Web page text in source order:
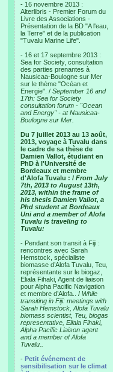
- 16 novembre 2013 :
Alterlibris - Premier Forum du
Livre des Associations -
Présentation de la BD "A l'eau,
la Terre" et de la publication
"Tuvalu Marine Life".
- 16 et 17 septembre 2013 :
Sea for Society, consultation
des parties prenantes à
Nausicaa-Boulogne sur Mer
sur le thème "Océan et
Energie". / September 16 and
17th: Sea for Society
consultation forum - "Ocean
and Energy" - at Nausicaa-
Boulogne sur Mer.
Du 7 juillet 2013 au 13 août,
2013, voyage à Tuvalu dans
le cadre de sa thèse de
Damien Vallot, étudiant en
PhD à l'Université de
Bordeaux et membre
d'Alofa Tuvalu : / From July
7th, 2013 to August 13th,
2013, within the frame of
his thesis Damien Vallot, a
Phd student at Bordeaux
Uni and a member of Alofa
Tuvalu is traveling to
Tuvalu:
- Pendant son transit à Fiji :
rencontres avec Sarah
Hemstock, spécialiste
biomasse d’Alofa Tuvalu, Teu,
représentante sur le biogaz,
Eliala Fihaki, Agent de liaison
pour Alpha Pacific Navigation
et membre d’Alofa.. / While
transiting in Fiji: meetings with
Sarah Hemstock, Alofa Tuvalu
biomass scientist, Teu, biogas
representative, Eliala Fihaki,
Alpha Pacific Liaison agent
and a member of Alofa
Tuvalu..
- Petit événement de
sensibilisation sur le climat